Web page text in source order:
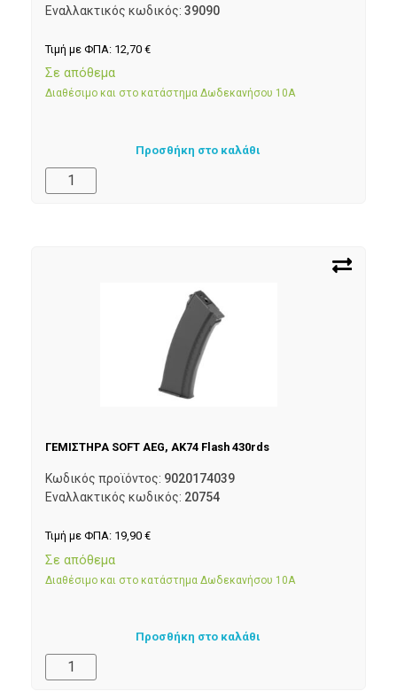
Εναλλακτικός κωδικός: 39090
Τιμή με ΦΠΑ: 12,70 €
Σε απόθεμα
Διαθέσιμο και στο κατάστημα Δωδεκανήσου 10Α
Προσθήκη στο καλάθι
ΓΕΜΙΣΤΗΡΑ SOFT AEG, AK74 Flash 430rds
Κωδικός προϊόντος: 9020174039
Εναλλακτικός κωδικός: 20754
Τιμή με ΦΠΑ: 19,90 €
Σε απόθεμα
Διαθέσιμο και στο κατάστημα Δωδεκανήσου 10Α
Προσθήκη στο καλάθι